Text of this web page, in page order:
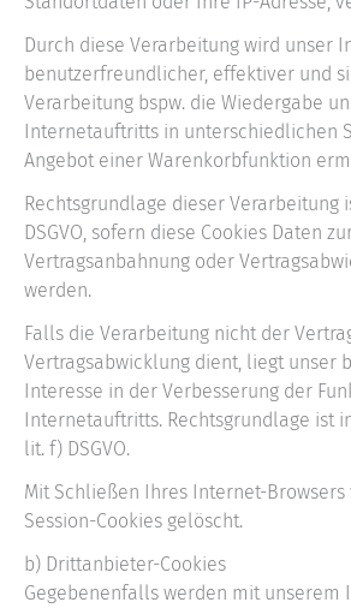
Durch diese Verarbeitung wird unser
benutzerfreundlicher, effektiver und
Verarbeitung bspw. die Wiedergabe
Internetauftritts in unterschiedlichen
Angebot einer Warenkorbfunktion
Rechtsgrundlage dieser Verarbeitung
DSGVO, sofern diese Cookies Daten
Vertragsanbahnung oder
werden.
Falls die Verarbeitung nicht der
Vertragsabwicklung dient, liegt unser
Interesse in der Verbesserung der
Internetauftritts. Rechtsgrundlage ist
lit. f) DSGVO.
Mit Schließen Ihres Internet-Browsers
Session-Cookies gelöscht.
b) Drittanbieter-Cookies
Gegebenenfalls werden mit